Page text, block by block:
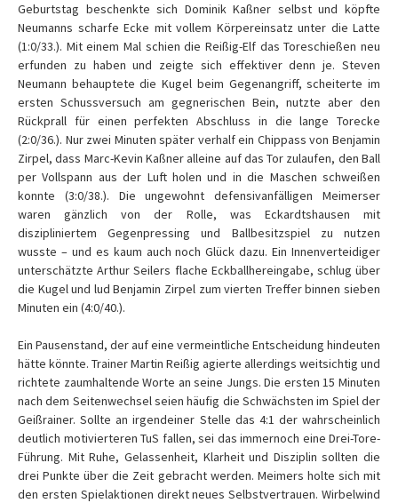
Geburtstag beschenkte sich Dominik Kaßner selbst und köpfte
Neumanns scharfe Ecke mit vollem Körpereinsatz unter die Latte
(1:0/33.). Mit einem Mal schien die Reißig-Elf das Toreschießen neu
erfunden zu haben und zeigte sich effektiver denn je. Steven
Neumann behauptete die Kugel beim Gegenangriff, scheiterte im
ersten Schussversuch am gegnerischen Bein, nutzte aber den
Rückprall für einen perfekten Abschluss in die lange Torecke
(2:0/36.). Nur zwei Minuten später verhalf ein Chippass von Benjamin
Zirpel, dass Marc-Kevin Kaßner alleine auf das Tor zulaufen, den Ball
per Vollspann aus der Luft holen und in die Maschen schweißen
konnte (3:0/38.). Die ungewohnt defensivanfälligen Meimerser
waren gänzlich von der Rolle, was Eckardtshausen mit
diszipliniertem Gegenpressing und Ballbesitzspiel zu nutzen
wusste – und es kaum auch noch Glück dazu. Ein Innenverteidiger
unterschätzte Arthur Seilers flache Eckballhereingabe, schlug über
die Kugel und lud Benjamin Zirpel zum vierten Treffer binnen sieben
Minuten ein (4:0/40.).
Ein Pausenstand, der auf eine vermeintliche Entscheidung hindeuten
hätte könnte. Trainer Martin Reißig agierte allerdings weitsichtig und
richtete zaumhaltende Worte an seine Jungs. Die ersten 15 Minuten
nach dem Seitenwechsel seien häufig die Schwächsten im Spiel der
Geißrainer. Sollte an irgendeiner Stelle das 4:1 der wahrscheinlich
deutlich motivierteren TuS fallen, sei das immernoch eine Drei-Tore-
Führung. Mit Ruhe, Gelassenheit, Klarheit und Disziplin sollten die
drei Punkte über die Zeit gebracht werden. Meimers holte sich mit
den ersten Spielaktionen direkt neues Selbstvertrauen. Wirbelwind